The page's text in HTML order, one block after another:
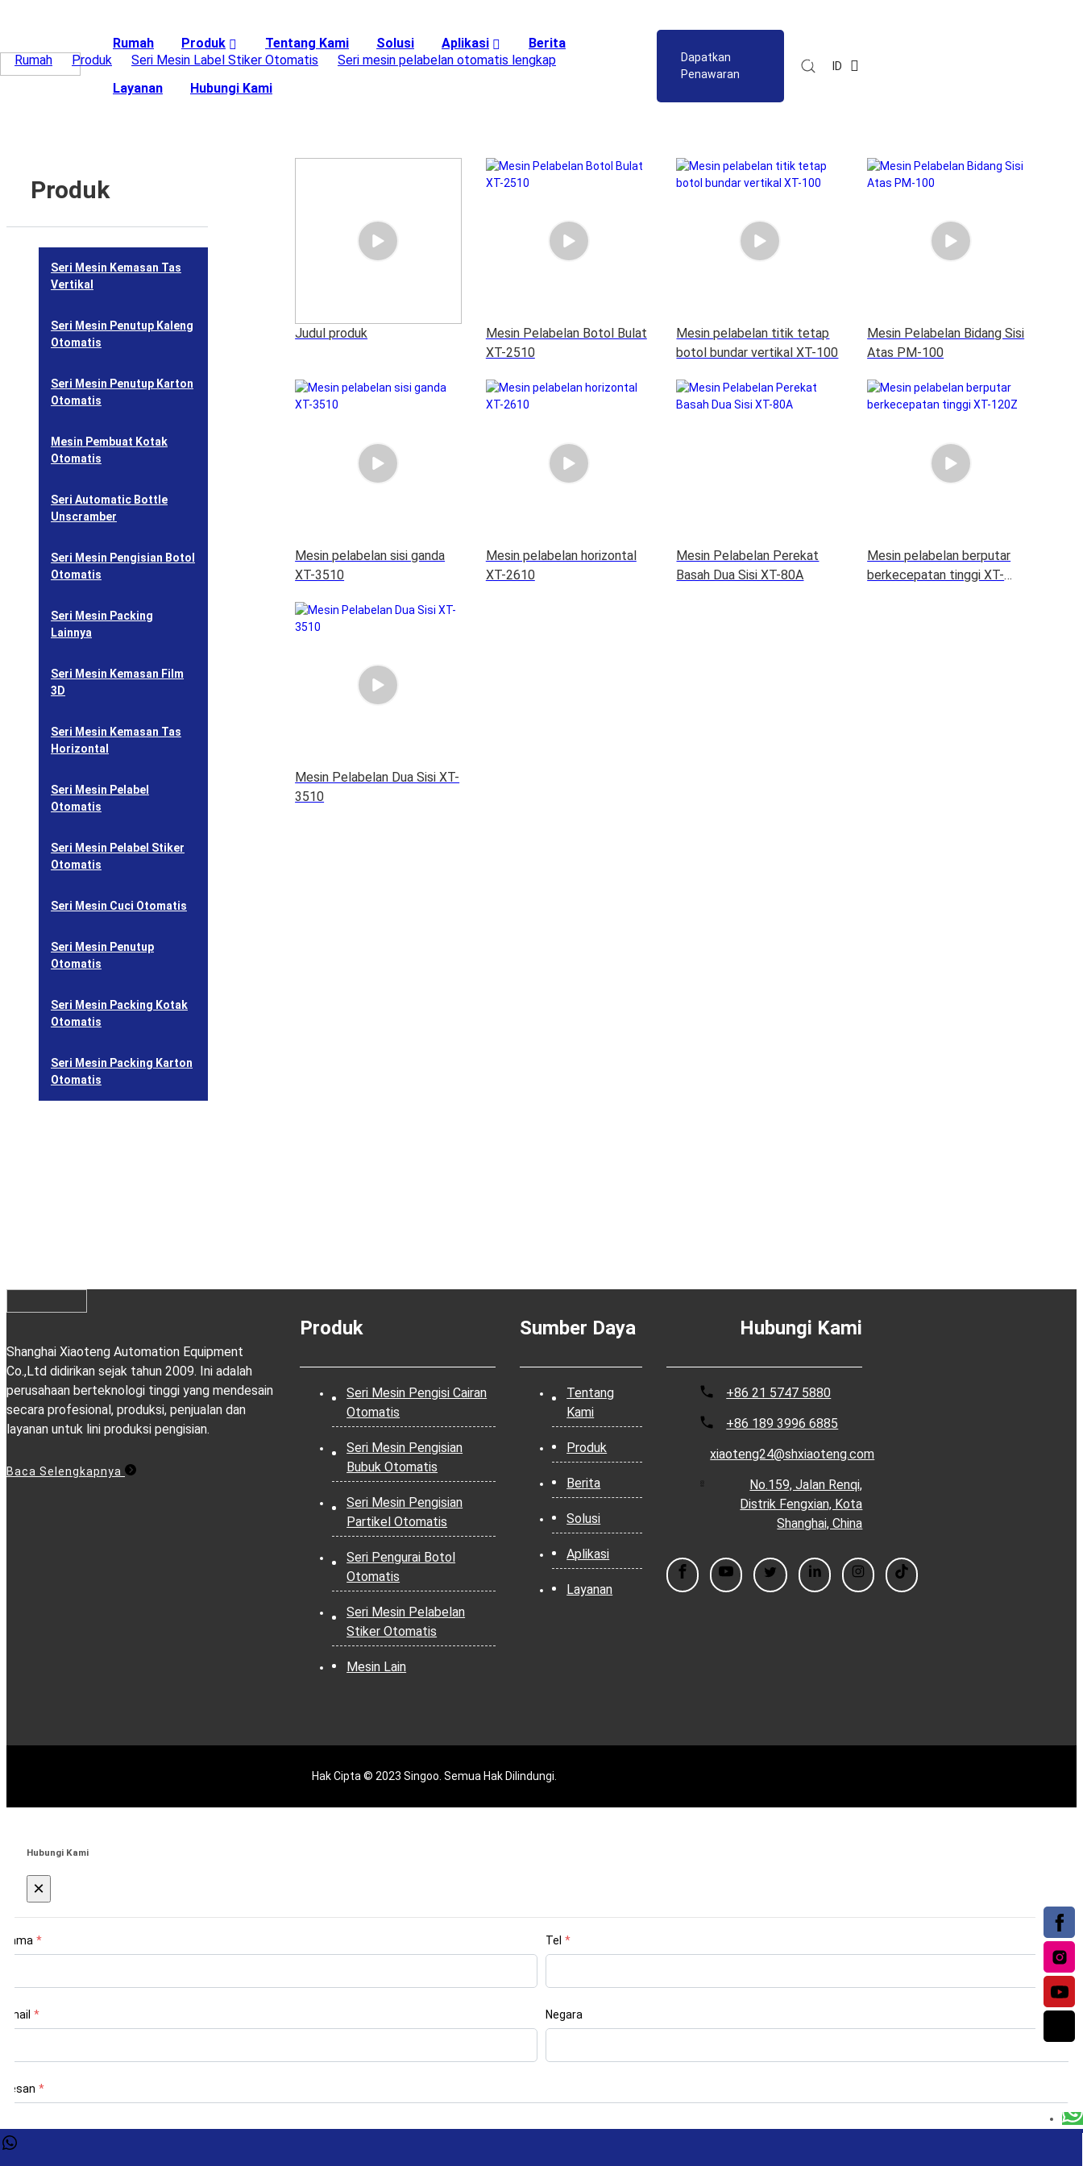
Rumah Produk Tentang Kami Solusi Aplikasi Berita
Layanan Hubungi Kami
Dapatkan
Penawaran
ID
Rumah Produk Seri Mesin Label Stiker Otomatis Seri mesin pelabelan otomatis lengkap
Produk
Seri Mesin Kemasan Tas
Vertikal
Seri Mesin Penutup Kaleng
Otomatis
Seri Mesin Penutup Karton
Otomatis
Mesin Pembuat Kotak
Otomatis
Seri Automatic Bottle
Unscramber
Seri Mesin Pengisian Botol
Otomatis
Seri Mesin Packing
Lainnya
Seri Mesin Kemasan Film
3D
Seri Mesin Kemasan Tas
Horizontal
Seri Mesin Pelabel
Otomatis
Seri Mesin Pelabel Stiker
Otomatis
Seri Mesin Cuci Otomatis
Seri Mesin Penutup
Otomatis
Seri Mesin Packing Kotak
Otomatis
Seri Mesin Packing Karton
Otomatis
Judul produk
Mesin Pelabelan Botol Bulat
XT-2510
Mesin pelabelan titik tetap
botol bundar vertikal XT-100
Mesin Pelabelan Bidang Sisi
Atas PM-100
Mesin pelabelan sisi ganda
XT-3510
Mesin pelabelan horizontal
XT-2610
Mesin Pelabelan Perekat
Basah Dua Sisi XT-80A
Mesin pelabelan berputar
berkecepatan tinggi XT-
Mesin Pelabelan Dua Sisi XT-
3510
Shanghai Xiaoteng Automation Equipment
Co.,Ltd didirikan sejak tahun 2009. Ini adalah
perusahaan berteknologi tinggi yang mendesain
secara profesional, produksi, penjualan dan
layanan untuk lini produksi pengisian.
Baca Selengkapnya
Produk
Seri Mesin Pengisi Cairan
Otomatis
Seri Mesin Pengisian
Bubuk Otomatis
Seri Mesin Pengisian
Partikel Otomatis
Seri Pengurai Botol
Otomatis
Seri Mesin Pelabelan
Stiker Otomatis
Mesin Lain
Sumber Daya
Tentang
Kami
Produk
Berita
Solusi
Aplikasi
Layanan
Hubungi Kami
+86 21 5747 5880
+86 189 3996 6885
xiaoteng24@shxiaoteng.com
No.159, Jalan Renqi,
Distrik Fengxian, Kota
Shanghai, China
Hak Cipta © 2023 Singoo. Semua Hak Dilindungi.
Hubungi Kami
×
Nama * Tel *
Email * Negara
Pesan *